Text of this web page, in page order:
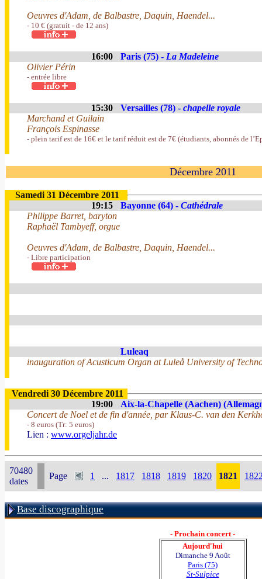
Oeuvres d'Adam, de Balbastre, Daquin, Haendel...
- 10 € (gratuit - de 12 ans)
16:00 Paris (75) - La Madeleine
Olivier Périn
- entrée libre
15:30 Versailles (78) - chapelle royale
Marchand et Guilain
François Espinasse
- plein tarif est de 16€ et le tarif réduit est de 7€ (étudiants, abonnés de
Décembre 2011
Samedi 31 Décembre 2011
19:15
Bayonne (64) - Cathédrale
Philippe Barret, baryton
Raphaël Tambyeff, orgue
Oeuvres d'Adam, de Balbastre, Daquin, Haendel...
- Libre participation
Luleaq
inauguration of Acusticum Organ at Luleå University of
Vendredi 30 Décembre 2011
19:00
Aix-la-Chapelle (Aachen)
Concert de Noel et de fin d'année, par Klaus-C. van den
- 8 euros (Tr: 5 euros)
Lien : www.orgeljahr.de
70480
dates
Page 1 ... 1817 1818 1819 1820 1821
Base discographique
- Prochain concert -
Aujourd'hui
Dimanche 9 Août
Paris (75)
St-Sulpice